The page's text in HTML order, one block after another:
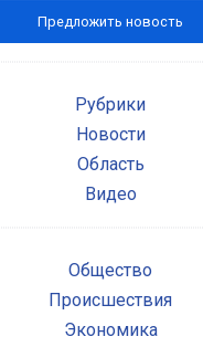
Предложить новость
Рубрики
Новости
Область
Видео
Общество
Происшествия
Экономика